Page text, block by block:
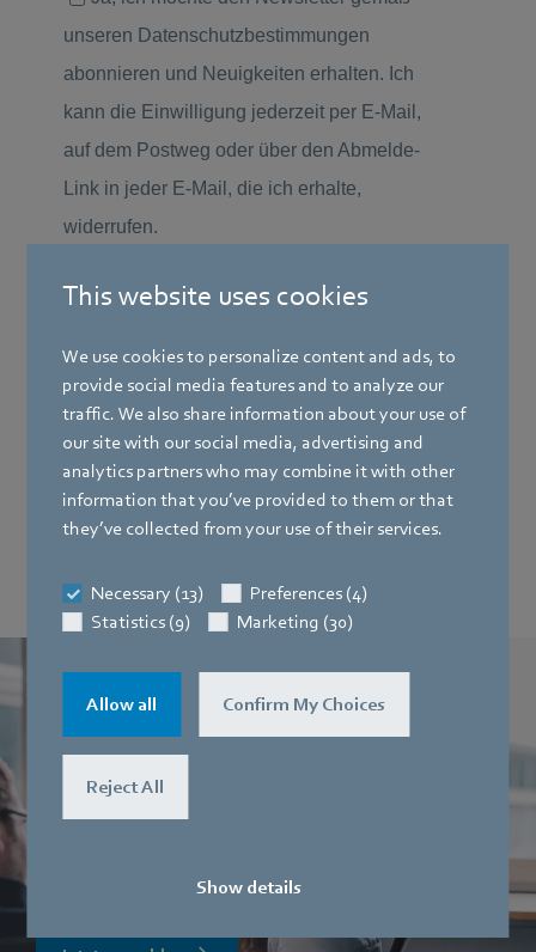
This website uses cookies
We use cookies to personalize content and ads, to
provide social media features and to analyze our
traffic. We also share information about your use of
our site with our social media, advertising and
analytics partners who may combine it with other
information that you’ve provided to them or that
they’ve collected from your use of their services.
Necessary (13)
Preferences (4)
Statistics (9)
Marketing (30)
Allow all Confirm My Choices
Reject All
Show details
Für Journalisten der Fach- und Wirtschaftspresse bieten wir
hier die Möglichkeit, sich in unseren Presseverteiler
Presseinformationen bequem per E-Mail.